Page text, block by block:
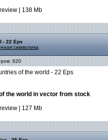
| 138 Mb
- 22 Eps
символика
620
the world in vector from stock
| 127 Mb